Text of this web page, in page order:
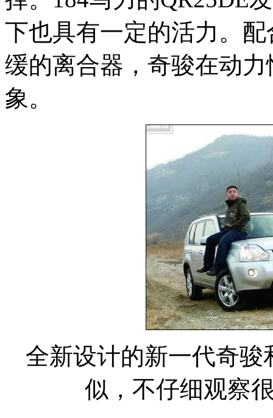
下也具有一定的活力。
缓的离合器，奇骏在动
象。
全新设计的新一代奇
似，不仔细观察